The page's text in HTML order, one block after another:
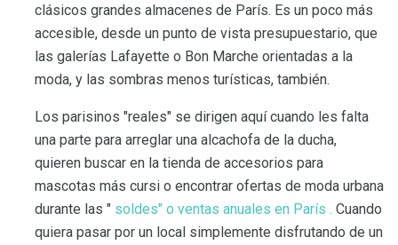
clásicos grandes almacenes de París. Es un poco más
accesible, desde un punto de vista presupuestario, que
las galerías Lafayette o Bon Marche orientadas a la
moda, y las sombras menos turísticas, también.
Los parisinos "reales" se dirigen aquí cuando les falta
una parte para arreglar una alcachofa de la ducha,
quieren buscar en la tienda de accesorios para
mascotas más cursi o encontrar ofertas de moda urbana
durante las " soldes" o ventas anuales en París . Cuando
quiera pasar por un local simplemente disfrutando de un